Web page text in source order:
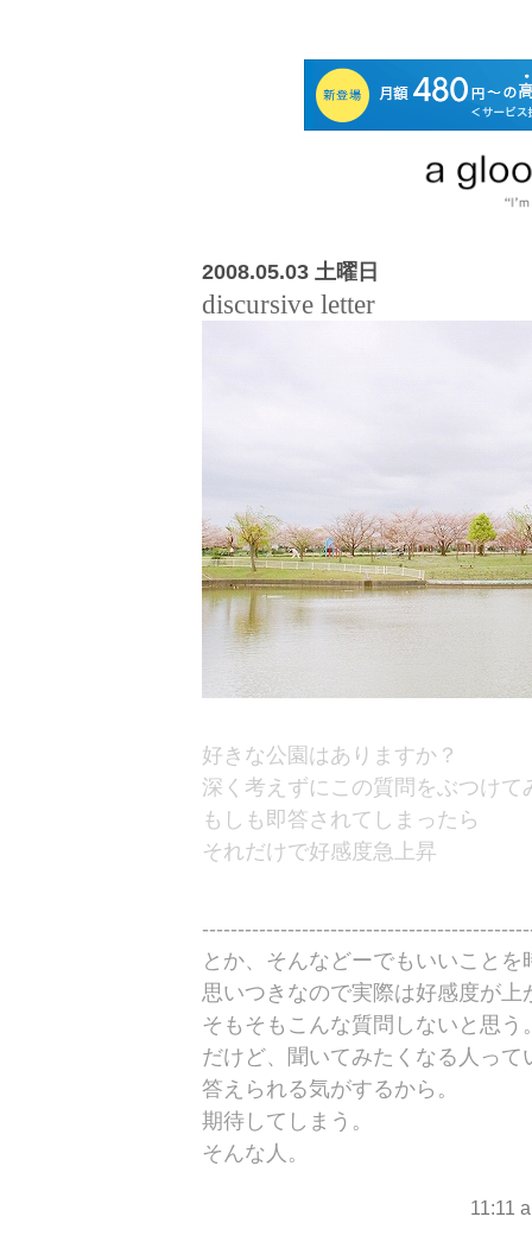
2008.05.03 土曜日
discursive letter
好きな公園はありますか？
深く考えずにこの質問をぶつけて
もしも即答されてしまったら
それだけで好感度急上昇
とか、そんなどーでもいいこと
思いつきなので実際は好感度が上
そもそもこんな質問しないと思
だけど、聞いてみたくなる人って
答えられる気がするから。
期待してしまう。
そんな人。
11:11